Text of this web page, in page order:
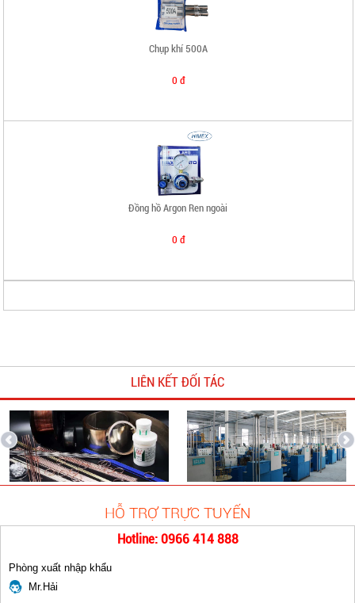
Chụp khí 500A
0 đ
Đồng hồ Argon Ren ngoài
0 đ
Khuyên hàn đồng
0 đ
Que hàn TIG Inox ER308L
LIÊN KẾT ĐỐI TÁC
HỖ TRỢ TRỰC TUYẾN
Hotline: 0966 414 888
Phòng xuất nhập khẩu
Mr.Hải